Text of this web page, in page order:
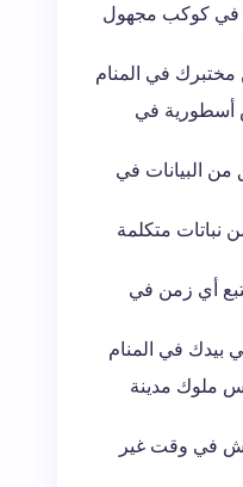
في كوكب مجهول
في المنام
أسطورية في
من البيانات في
نباتات متكلمة
أي زمن في
بيدك في المنام
ملوك مدينة
في وقت غير